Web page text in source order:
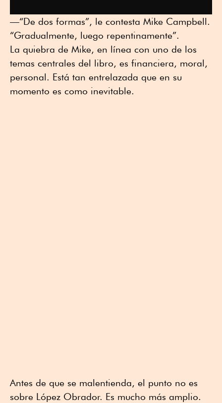
—“De dos formas”, le contesta Mike Campbell.
“Gradualmente, luego repentinamente”.
La quiebra de Mike, en línea con uno de los
temas centrales del libro, es financiera, moral,
personal. Está tan entrelazada que en su
momento es como inevitable.
Antes de que se malentienda, el punto no es
sobre López Obrador. Es mucho más amplio.